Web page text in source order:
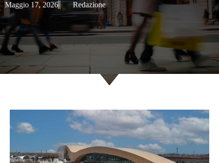
Maggio 17, 2026 Redazione